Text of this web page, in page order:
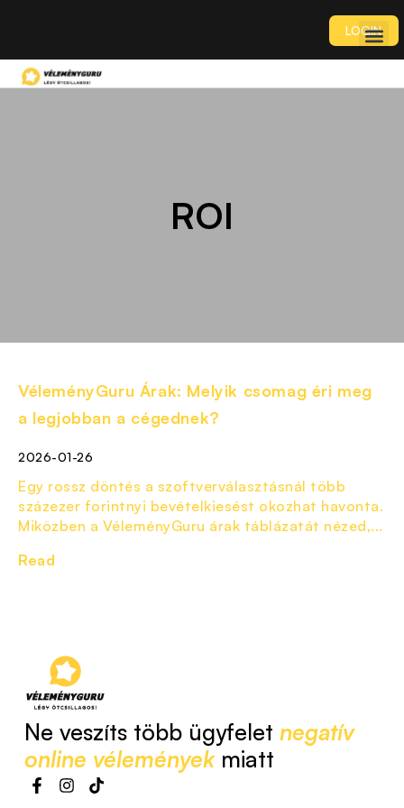
LOGIN
ROI
VéleményGuru Árak: Melyik csomag éri meg
a legjobban a cégednek?
2026-01-26
Egy rossz döntés a szoftverválasztásnál több
százezer forintnyi bevételkiesést okozhat havonta.
Miközben a VéleményGuru árak táblázatát nézed,...
Read
Ne veszíts több ügyfelet negatív
online véleményekmiatt